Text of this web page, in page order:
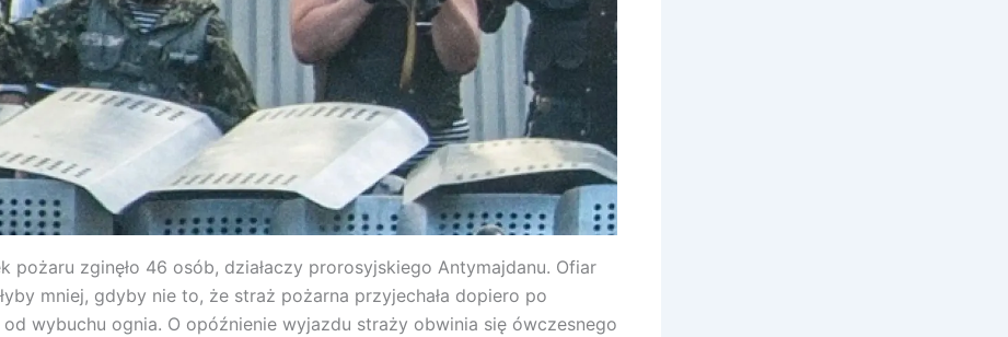
pożaru zginęło 46 osób, działaczy prorosyjskiego Antymajdanu. Ofiar
mniej, gdyby nie to, że straż pożarna przyjechała dopiero po
wybuchu ognia. O opóźnienie wyjazdu straży obwinia się ówczesnego